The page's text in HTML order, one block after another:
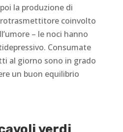
la produzione di
coinvolto
– le noci hanno
Consumate
al giorno sono in grado
un buon equilibrio